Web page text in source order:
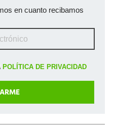
en cuanto recibamos
POLÍTICA DE PRIVACIDAD